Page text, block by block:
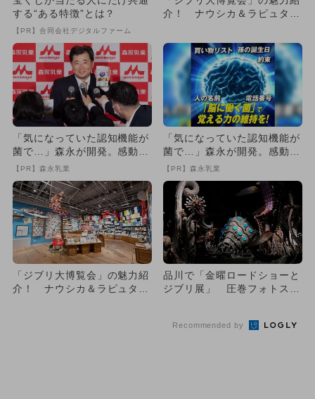
する“ある特徴”とは？
【PR】合同会社デジタルファーム
介！ ナウシカ＆ラピュタ＆
「気になっていた認知機能が
菌で…」森永が開発。感動の
70代続出
【PR】森永乳業
「気になっていた認知機能が
菌で…」森永が開発。感動の
70代続出
【PR】森永乳業
「ジブリ大博覧会」の魅力紹
介！ ナウシカ＆ラピュタ＆
品川で「金曜ロードショーと
ジブリ展」 圧巻フォトスポ
Recommended by